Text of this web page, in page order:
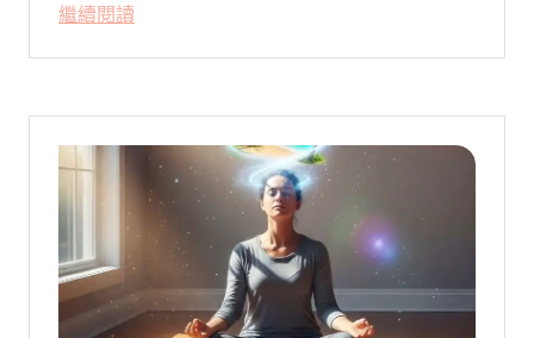
被廣泛轉載。對許多投資人而言，螢幕上下
跌的數字背後，實質連結的是個人的財務壓
繼續閱讀